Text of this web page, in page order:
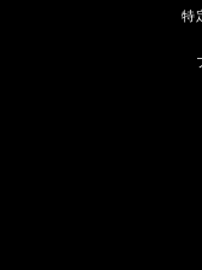
特